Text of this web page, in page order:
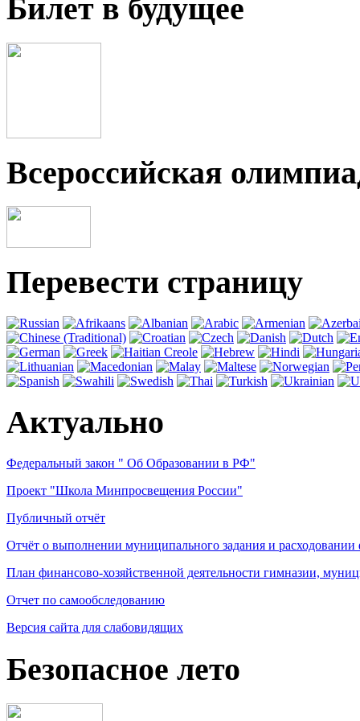
Билет в будущее
Всероссийская
Перевести страницу
Актуально
Федеральный закон " Об Образовании в РФ"
Проект "Школа Минпросвещения России"
Публичный отчёт
Отчёт о выполнении муниципального задания и
План финансово-хозяйственной деятельности гимназии,
Отчет по самообследованию
Версия сайта для слабовидящих
Безопасное лето